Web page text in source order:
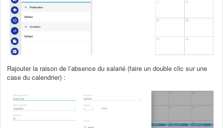
Rajouter la raison de l’absence du salarié (faire un double clic sur une
case du calendrier) :